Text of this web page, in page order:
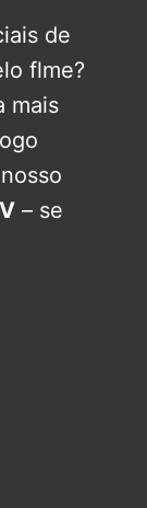
de
flme?
mais
– se